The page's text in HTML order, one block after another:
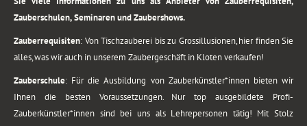
Zauberschulen, Seminaren und Zaubershows.
Zauberrequisiten: Von Tischzauberei bis zu Grossillusionen, hier finden Sie
alles, was wir auch in unserem Zaubergeschäft in Kloten verkaufen!
Zauberschule: Für die Ausbildung von Zauberkünstler*innen bieten wir
Ihnen die besten Voraussetzungen. Nur top ausgebildete Profi-
Zauberkünstler*innen sind bei uns als Lehrepersonen tätig! Mit Stolz